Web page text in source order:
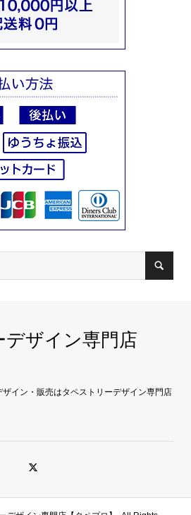
デザイン専門店
イン・販売はタペストリーデザイン専門店